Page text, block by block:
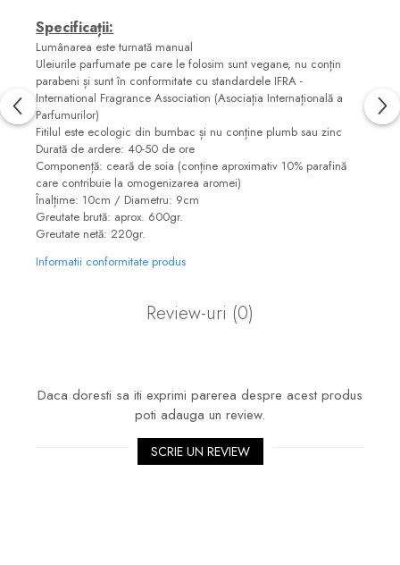
Specificații:
Lumânarea este turnată manual
Uleiurile parfumate pe care le folosim sunt vegane, nu conțin
parabeni și sunt în conformitate cu standardele IFRA -
International Fragrance Association (Asociația Internațională a
Parfumurilor)
Fitilul este ecologic din bumbac și nu conține plumb sau zinc
Durată de ardere: 40-50 de ore
Componență: ceară de soia (conține aproximativ 10% parafină
care contribuie la omogenizarea aromei)
Înalțime: 10cm / Diametru: 9cm
Greutate brută: aprox. 600gr.
Greutate netă: 220gr.
Informatii conformitate produs
Review-uri (0)
Daca doresti sa iti exprimi parerea despre acest produs
poti adauga un review.
SCRIE UN REVIEW